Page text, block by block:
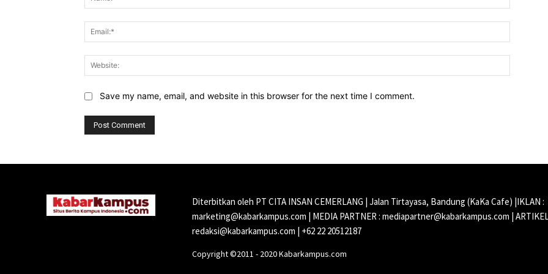
Save my name, email, and website in this browser for the next time I comment.
Diterbitkan oleh PT CITA INSAN CEMERLANG | Jalan Tirtayasa, Bandung (KaKa Cafe) |IKLAN :
marketing@kabarkampus.com | MEDIA PARTNER : mediapartner@kabarkampus.com |
redaksi@kabarkampus.com | +62 22 20512187
Copyright ©2011 - 2020 Kabarkampus.com